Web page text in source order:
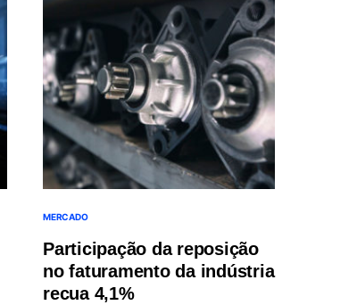
MERCADO
Participação da reposição
no faturamento da indústria
recua 4,1%